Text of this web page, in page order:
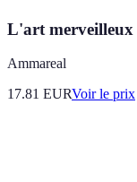
L'art merveilleux
Ammareal
17.81 EURVoir le prix